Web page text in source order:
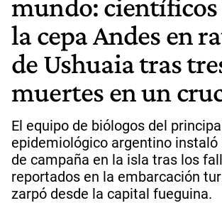
mundo: científicos
la cepa Andes en
de Ushuaia tras
muertes en un
El equipo de biólogos del
epidemiológico argentino
de campaña en la isla tras los
reportados en la embarcación
zarpó desde la capital fueguina.